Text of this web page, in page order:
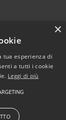
• Comune di
•Accesso
×
tua esperienza di
a tutti i cookie
Leggi di più